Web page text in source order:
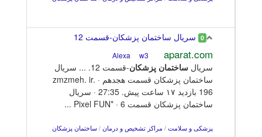
0 سریال ساختمان پزشکان-قسمت 12
aparat.com
w3
سریال ساختمان پزشکان
-قسمت 12. ... سریال
ساختمان پزشکان قسمت هجدهم · zmzmeh. ir.
196 بازدید ۱۷ ساعت پیش. 27:35 · سریال
ساختمان پزشکان قسمت 6 · *Pixel FUN ...
پزشکی و سلامت / مراکز تشخیص و درمان / ساختمان پزشکان